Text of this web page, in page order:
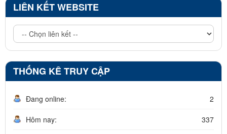
LIÊN KẾT WEBSITE
THỐNG KÊ TRUY CẬP
Đang online: 2
Hôm nay: 337